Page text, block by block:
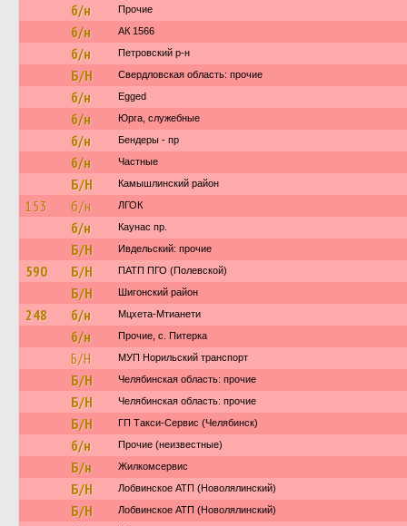
б/н Прочие
б/н АК 1566
б/н Петровский р-н
Б/Н Свердловская область: прочие
б/н Egged
б/н Юрга, служебные
б/н Бендеры - пр
б/н Частные
Б/Н Камышлинский район
153 б/н ЛГОК
б/н Каунас пр.
Б/Н Ивдельский: прочие
590 Б/Н ПАТП ПГО (Полевской)
Б/Н Шигонский район
248 б/н Мцхета-Мтианети
б/н Прочие, с. Питерка
Б/Н МУП Норильский транспорт
Б/Н Челябинская область: прочие
Б/Н Челябинская область: прочие
Б/Н ГП Такси-Сервис (Челябинск)
б/н Прочие (неизвестные)
Б/н Жилкомсервис
Б/Н Лобвинское АТП (Новолялинский)
Б/Н Лобвинское АТП (Новолялинский)